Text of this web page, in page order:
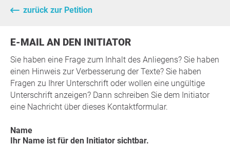
zurück zur Petition
E-MAIL AN DEN INITIATOR
Sie haben eine Frage zum Inhalt des Anliegens? Sie haben
einen Hinweis zur Verbesserung der Texte? Sie haben
Fragen zu Ihrer Unterschrift oder wollen eine ungültige
Unterschrift anzeigen? Dann schreiben Sie dem Initiator
eine Nachricht über dieses Kontaktformular.
Name
Ihr Name ist für den Initiator sichtbar.